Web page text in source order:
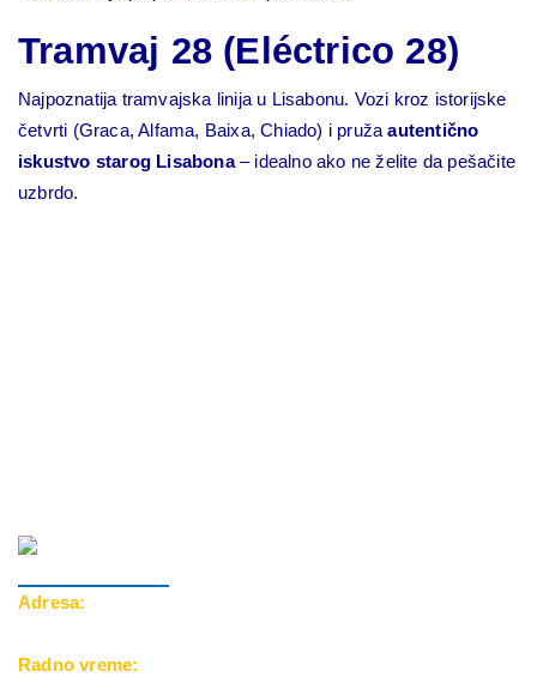
Tramvaj 28 (Eléctrico 28)
Najpoznatija tramvajska linija u Lisabonu. Vozi kroz istorijske
četvrti (Graca, Alfama, Baixa, Chiado) i pružaautentično
iskustvo starog Lisabona– idealno ako ne želite da pešačite
uzbrdo.
Adresa:
Radno vreme: